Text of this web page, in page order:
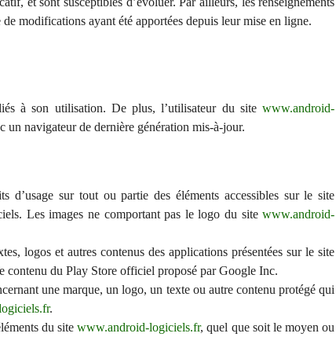
modifications ayant été apportées depuis leur mise en ligne.
à son utilisation. De plus, l’utilisateur du sitewww.android-
un navigateur de dernière génération mis-à-jour.
sur tout ou partie des éléments accessibles sur le site
Les images ne comportant pas le logo du sitewww.android-
logos et autres contenus des applications présentées sur le site
contenu du Play Store officiel proposé par Google Inc.
une marque, un logo, un texte ou autre contenu protégé qui
.
du sitewww.android-logiciels.fr, quel que soit le moyen ou